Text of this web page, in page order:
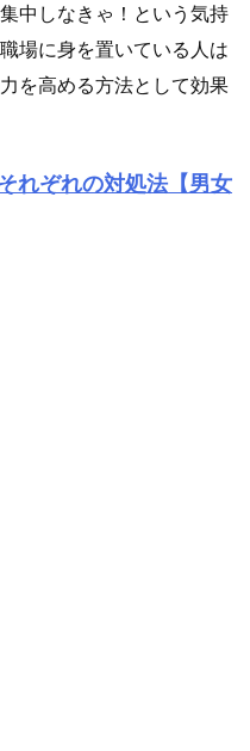
中しなきゃ！という気持
場に身を置いている人は
を高める方法として効果
れぞれの対処法【男女